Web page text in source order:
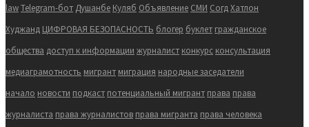
lawTelegram-бот Душанбе Куляб Объявление СМИ СогдХатлон
Худжанд ЦИФРОВАЯ БЕЗОПАСНОСТЬ блогер буклет гражданское
общества доступ к информации журналист конкурс консультация
медиаграмотность мигрант миграция народные заседатели
начало новости подкаст потенциальный мигрант права права
журналиста права журналистов права мигранта права человека